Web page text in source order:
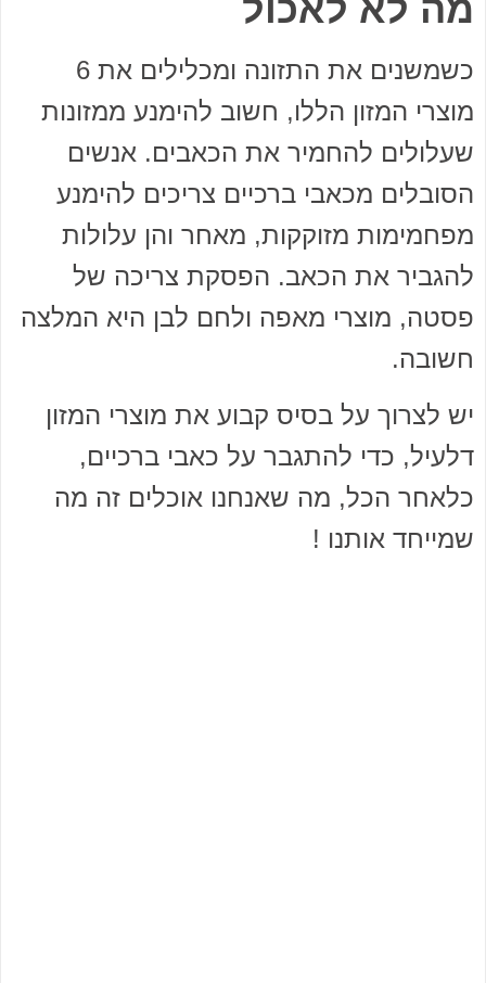
כשמשנים את התזונה ומכלילים את 6
מוצרי המזון הללו, חשוב להימנע ממזונות
שעלולים להחמיר את הכאבים. אנשים
הסובלים מכאבי ברכיים צריכים להימנע
מפחמימות מזוקקות, מאחר והן עלולות
להגביר את הכאב. הפסקת צריכה של
פסטה, מוצרי מאפה ולחם לבן היא המלצה
חשובה.
יש לצרוך על בסיס קבוע את מוצרי המזון
דלעיל, כדי להתגבר על כאבי ברכיים,
כלאחר הכל, מה שאנחנו אוכלים זה מה
שמייחד אותנו !